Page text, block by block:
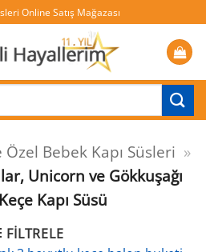
Online Satış Mağazası
Özel Bebek Kapı Süsleri »
Unicorn ve Gökkuşağı
Kapı Süsü
FILTRELE